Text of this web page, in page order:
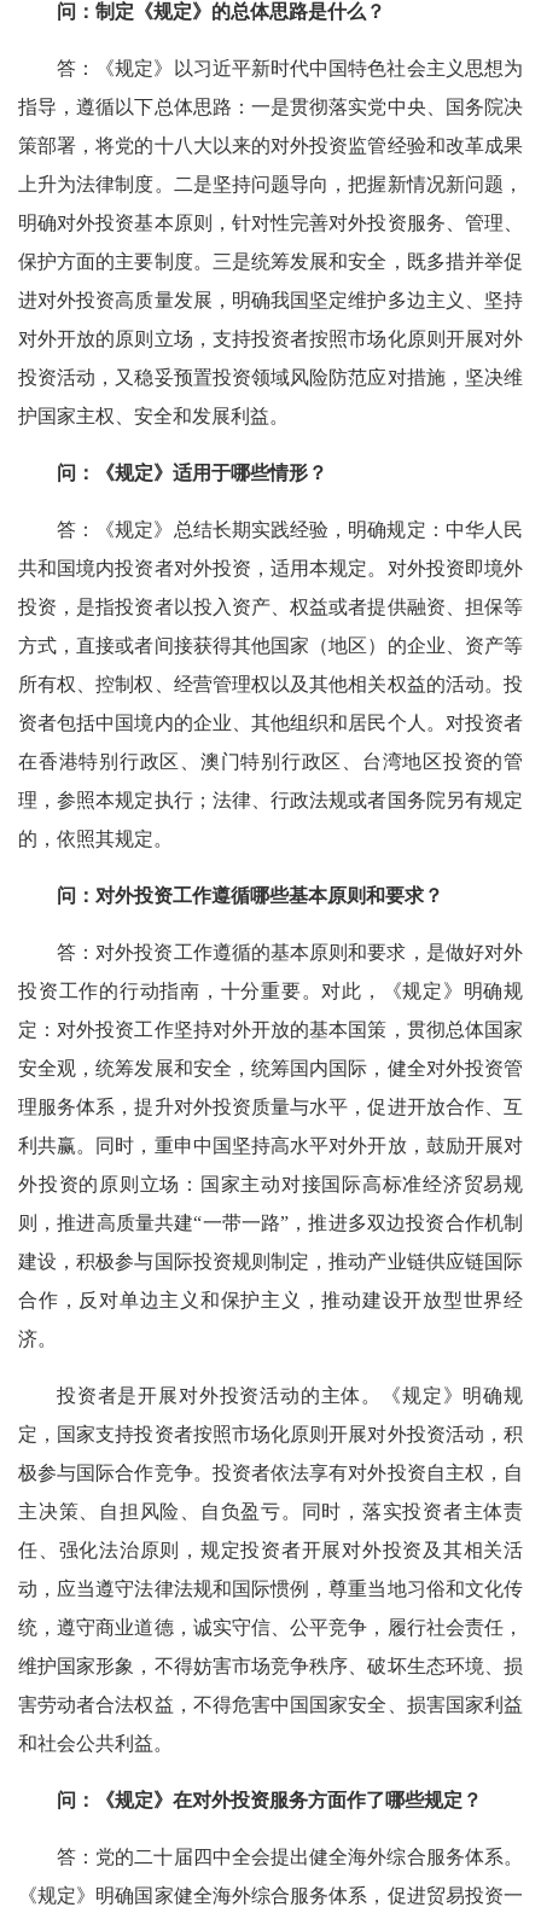
问：制定《规定》的总体思路是什么？
答：《规定》以习近平新时代中国特色社会主义思想为
指导，遵循以下总体思路：一是贯彻落实党中央、国务院决
策部署，将党的十八大以来的对外投资监管经验和改革成果
上升为法律制度。二是坚持问题导向，把握新情况新问题，
明确对外投资基本原则，针对性完善对外投资服务、管理、
保护方面的主要制度。三是统筹发展和安全，既多措并举促
进对外投资高质量发展，明确我国坚定维护多边主义、坚持
对外开放的原则立场，支持投资者按照市场化原则开展对外
投资活动，又稳妥预置投资领域风险防范应对措施，坚决维
护国家主权、安全和发展利益。
问：《规定》适用于哪些情形？
答：《规定》总结长期实践经验，明确规定：中华人民
共和国境内投资者对外投资，适用本规定。对外投资即境外
投资，是指投资者以投入资产、权益或者提供融资、担保等
方式，直接或者间接获得其他国家（地区）的企业、资产等
所有权、控制权、经营管理权以及其他相关权益的活动。投
资者包括中国境内的企业、其他组织和居民个人。对投资者
在香港特别行政区、澳门特别行政区、台湾地区投资的管
理，参照本规定执行；法律、行政法规或者国务院另有规定
的，依照其规定。
问：对外投资工作遵循哪些基本原则和要求？
答：对外投资工作遵循的基本原则和要求，是做好对外
投资工作的行动指南，十分重要。对此，《规定》明确规
定：对外投资工作坚持对外开放的基本国策，贯彻总体国家
安全观，统筹发展和安全，统筹国内国际，健全对外投资管
理服务体系，提升对外投资质量与水平，促进开放合作、互
利共赢。同时，重申中国坚持高水平对外开放，鼓励开展对
外投资的原则立场：国家主动对接国际高标准经济贸易规
则，推进高质量共建“一带一路”，推进多双边投资合作机制
建设，积极参与国际投资规则制定，推动产业链供应链国际
合作，反对单边主义和保护主义，推动建设开放型世界经
济。
投资者是开展对外投资活动的主体。《规定》明确规
定，国家支持投资者按照市场化原则开展对外投资活动，积
极参与国际合作竞争。投资者依法享有对外投资自主权，自
主决策、自担风险、自负盈亏。同时，落实投资者主体责
任、强化法治原则，规定投资者开展对外投资及其相关活
动，应当遵守法律法规和国际惯例，尊重当地习俗和文化传
统，遵守商业道德，诚实守信、公平竞争，履行社会责任，
维护国家形象，不得妨害市场竞争秩序、破坏生态环境、损
害劳动者合法权益，不得危害中国国家安全、损害国家利益
和社会公共利益。
问：《规定》在对外投资服务方面作了哪些规定？
答：党的二十届四中全会提出健全海外综合服务体系。
《规定》明确国家健全海外综合服务体系，促进贸易投资一